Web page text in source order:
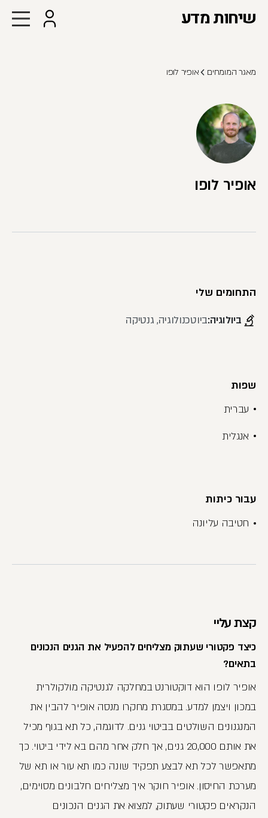
שיחות מדע
מאגר המומחים אופיר לופו
אופיר לופו
התחומים שלי
ביולוגיה:ביוטכנולוגיה, גנטיקה
שפות
עברית
אנגלית
עבור כיתות
חטיבה עליונה
קצת עליי
כיצד פקטורי שעתוק מצליחים להפעיל את הגנים הנכונים
בתאים?
אופיר לופו הוא דוקטורנט במחלקה לגנטיקה מולקולרית
במכון ויצמן למדע. במסגרת מחקרו מנסה אופיר להבין את
המנגנונים השולטים בביטוי גנים. לדוגמה, כל תא בגוף מכיל
את אותם 20,000 גנים, אך חלק אחר מהם בא לידי ביטוי. כך
מתאפשר לכל תא לבצע תפקיד שונה כמו תא עור או תא של
מערכת החיסון. אופיר חוקר איך מצליחים חלבונים מסוימים,
הנקראים פקטורי שעתוק, למצוא את הגנים הנכונים